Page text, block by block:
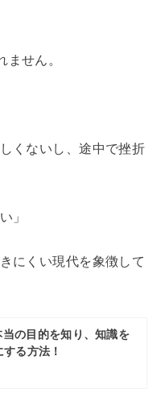
ません。
くないし、途中で挫折
」
にくい現代を象徴して
当の目的を知り、知識を
する方法！